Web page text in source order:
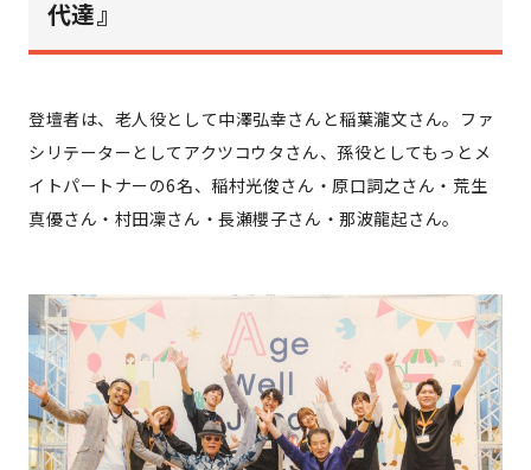
代達』
登壇者は、老人役として中澤弘幸さんと稲葉瀧文さん。ファ
シリテーターとしてアクツコウタさん、孫役としてもっとメ
イトパートナーの6名、稲村光俊さん・原口詞之さん・荒生
真優さん・村田凜さん・長瀬櫻子さん・那波龍起さん。